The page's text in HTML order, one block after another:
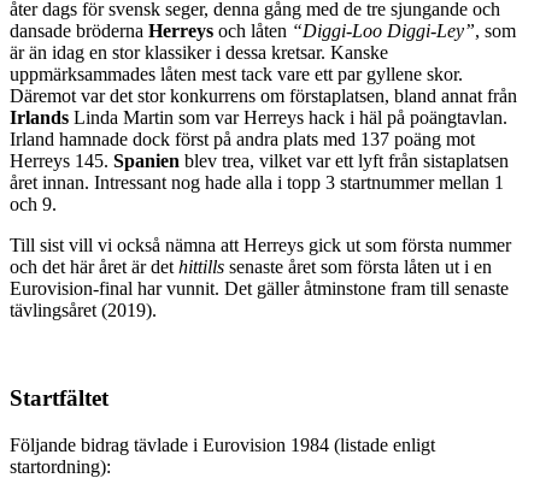
åter dags för svensk seger, denna gång med de tre sjungande och
dansade bröderna Herreys och låten “Diggi-Loo Diggi-Ley”, som
är än idag en stor klassiker i dessa kretsar. Kanske
uppmärksammades låten mest tack vare ett par gyllene skor.
Däremot var det stor konkurrens om förstaplatsen, bland annat från
Irlands Linda Martin som var Herreys hack i häl på poängtavlan.
Irland hamnade dock först på andra plats med 137 poäng mot
Herreys 145. Spanien blev trea, vilket var ett lyft från sistaplatsen
året innan. Intressant nog hade alla i topp 3 startnummer mellan 1
och 9.
Till sist vill vi också nämna att Herreys gick ut som första nummer
och det här året är dethittills senaste året som första låten ut i en
Eurovision-final har vunnit. Det gäller åtminstone fram till senaste
tävlingsåret (2019).
Startfältet
Följande bidrag tävlade i Eurovision 1984 (listade enligt
startordning):